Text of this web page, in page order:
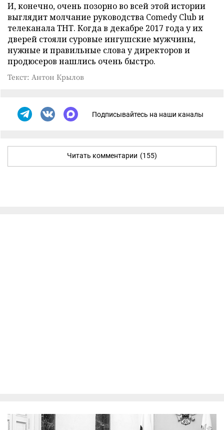
И, конечно, очень позорно во всей этой истории
выглядит молчание руководства Comedy Club и
телеканала ТНТ. Когда в декабре 2017 года у их
дверей стояли суровые ингушские мужчины,
нужные и правильные слова у директоров и
продюсеров нашлись очень быстро.
Текст: Антон Крылов
Подписывайтесь на наши каналы
Читать комментарии (155)